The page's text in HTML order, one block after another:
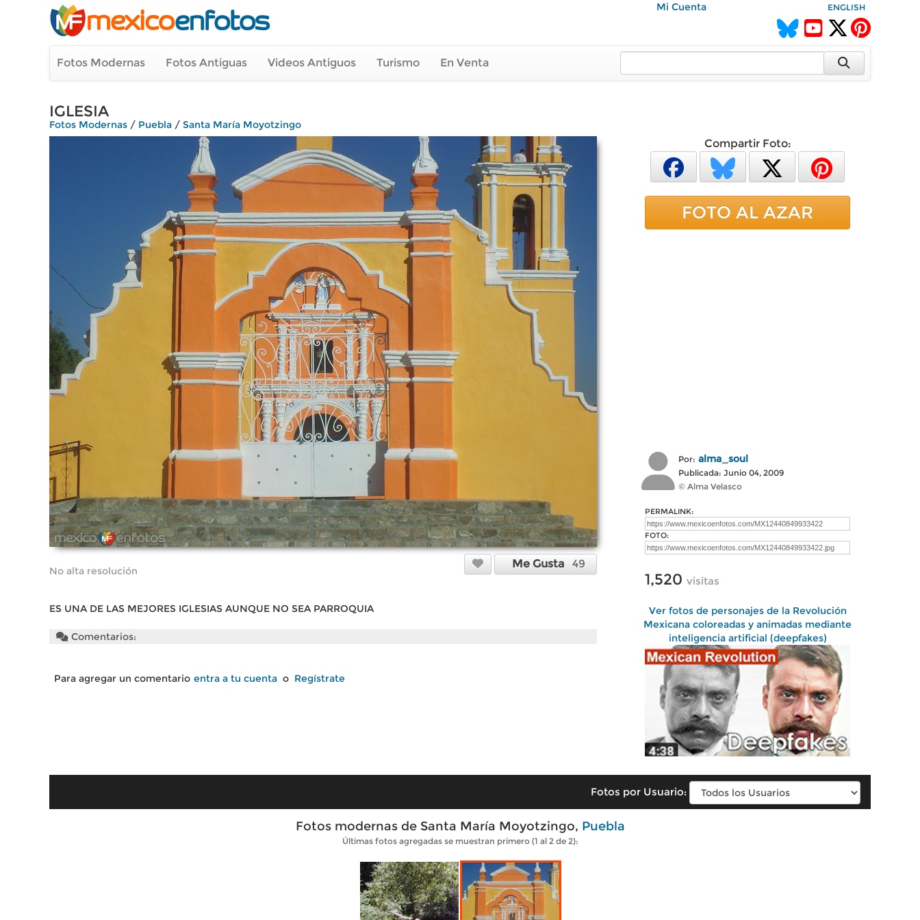
Mi Cuenta ENGLISH
Fotos Modernas Fotos Antiguas Videos Antiguos Turismo En Venta
IGLESIA
Fotos Modernas / Puebla / Santa María Moyotzingo
No alta resolución
Me Gusta 49
ES UNA DE LAS MEJORES IGLESIAS AUNQUE NO SEA PARROQUIA
Comentarios:
Para agregar un comentario entra a tu cuenta o Regístrate
Compartir Foto:
FOTO AL AZAR
Por: alma_soul
Publicada: Junio 04, 2009
© Alma Velasco
PERMALINK:
FOTO:
1,520 visitas
Ver fotos de personajes de la Revolución
Mexicana coloreadas y animadas mediante
inteligencia artificial (deepfakes)
Fotos por Usuario:
Fotos modernas de Santa María Moyotzingo, Puebla
Últimas fotos agregadas se muestran primero (1 al 2 de 2):